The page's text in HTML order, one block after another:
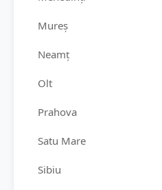
Mureș
Neamț
Olt
Prahova
Satu Mare
Sibiu